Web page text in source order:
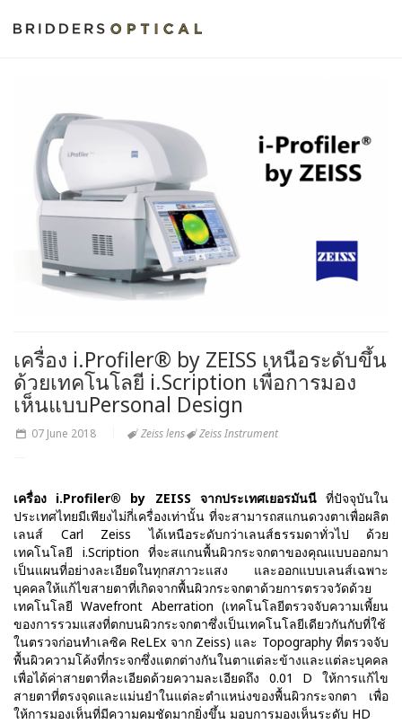
เครื่อง i.Profiler® by ZEISS เหนือระดับขึ้น
ด้วยเทคโนโลยี i.Scription เพื่อการมอง
เห็นแบบPersonal Design
07 June 2018 Zeiss lens Zeiss Instrument
เครื่อง i.Profiler® by ZEISS จากประเทศเยอรมันนีที่ปัจจุบันใน
ประเทศไทยมีเพียงไม่กี่เครื่องเท่านั้น ที่จะสามารถสแกนดวงตาเพื่อผลิต
เลนส์ Carl Zeiss ได้เหนือระดับกว่าเลนส์ธรรมดาทั่วไป ด้วย
เทคโนโลยี i.Scription ที่จะสแกนพื้นผิวกระจกตาของคุณแบบออกมา
เป็นแผนที่อย่างละเอียดในทุกสภาวะแสง และออกแบบเลนส์เฉพาะ
บุคคลให้แก้ไขสายตาที่เกิดจากพื้นผิวกระจกตาด้วยการตรวจวัดด้วย
เทคโนโลยี Wavefront Aberration (เทคโนโลยีตรวจจับความเพี้ยน
ของการรวมแสงที่ตกบนผิวกระจกตาซึ่งเป็นเทคโนโลยีเดียวกันกับที่ใช้
ในตรวจก่อนทำเลซิค ReLEx จาก Zeiss) และ Topography ที่ตรวจจับ
พื้นผิวความโค้งที่กระจกซึ่งแตกต่างกันในตาแต่ละข้างและแต่ละบุคคล
เพื่อได้ค่าสายตาที่ละเอียดด้วยความละเอียดถึง 0.01 D ให้การแก้ไข
สายตาที่ตรงจุดและแม่นยำในแต่ละตำแหน่งของพื้นผิวกระจกตา เพื่อ
ให้การมองเห็นที่มีความคมชัดมากยิ่งขึ้น มอบการมองเห็นระดับ HD